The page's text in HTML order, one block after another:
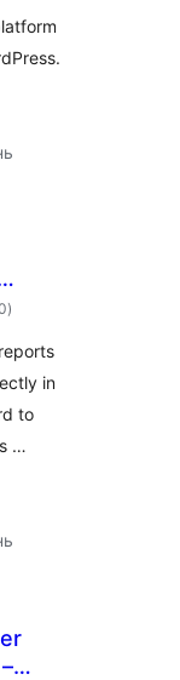
загальний
рейтинг
)
in
to
…